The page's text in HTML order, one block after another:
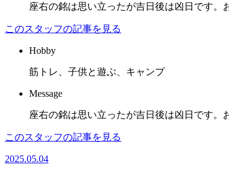
座右の銘は思い立ったが吉日後は凶日です。
このスタッフの記事を見る
Hobby
筋トレ、子供と遊ぶ、キャンプ
Message
座右の銘は思い立ったが吉日後は凶日です。
このスタッフの記事を見る
2025.05.04